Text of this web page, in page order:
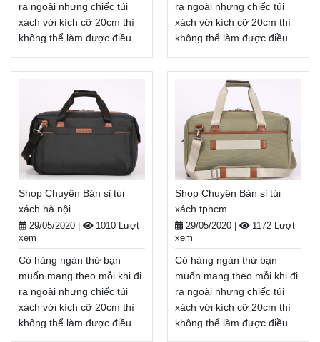
ra ngoài nhưng chiếc túi
xách với kích cỡ 20cm thì
không thể làm được điều
cỡ lớn, túi đeo chéo nam
hàng đầu khi cần mang
nhiều thứ ra ngoài khi đi
học, đi du lịch, đi dã ngoại, .
. . Balodep.shop|Chuyên túi
đeo chéo nam chính
hãng, Balo-Túi xách. Giao
hàng toàn quốc, Miễn phí
đổi trả hàng, thanh toán
tiền khi nhận hàng
Xem thêm
ra ngoài nhưng chiếc túi
xách với kích cỡ 20cm thì
không thể làm được điều
cỡ lớn, Shop Chuyên Bán sỉ
túi xách online sẽ là lựa
chọn hàng đầu khi cần
mang nhiều thứ ra ngoài
khi đi học, đi du lịch, đi dã
ngoại, . . .
Balodep.shop|Chuyên Shop
Chuyên Bán sỉ túi xách
online, Balo-Túi xách. Giao
hàng toàn quốc, Miễn phí
đổi trả hàng, thanh toán
tiền khi nhận hàng
Xem thêm
Shop Chuyên Bán sỉ túi
xách hà nội.
Balodep.shop|CHUYÊN
BALO-TÚI XÁCH–VALI ĐẸP
29/05/2020
1010 Lượt
xem
Có hàng ngàn thứ bạn
muốn mang theo mỗi khi đi
ra ngoài nhưng chiếc túi
xách với kích cỡ 20cm thì
không thể làm được điều
Shop Chuyên Bán sỉ túi
xách tphcm.
Balodep.shop|CHUYÊN
BALO-TÚI XÁCH–VALI ĐẸP
29/05/2020
1172 Lượt
xem
Có hàng ngàn thứ bạn
muốn mang theo mỗi khi đi
ra ngoài nhưng chiếc túi
xách với kích cỡ 20cm thì
không thể làm được điều